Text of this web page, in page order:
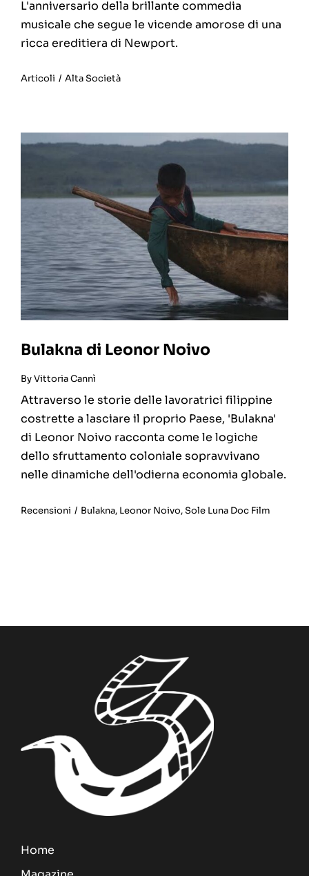
L'anniversario della brillante commedia
musicale che segue le vicende amorose di una
ricca ereditiera di Newport.
Articoli / Alta Società
Bulakna di Leonor Noivo
ByVittoria Cannì
Attraverso le storie delle lavoratrici filippine
costrette a lasciare il proprio Paese, 'Bulakna'
di Leonor Noivo racconta come le logiche
dello sfruttamento coloniale sopravvivano
nelle dinamiche dell'odierna economia globale.
Recensioni / Bulakna, Leonor Noivo,Sole Luna Doc Film
Home